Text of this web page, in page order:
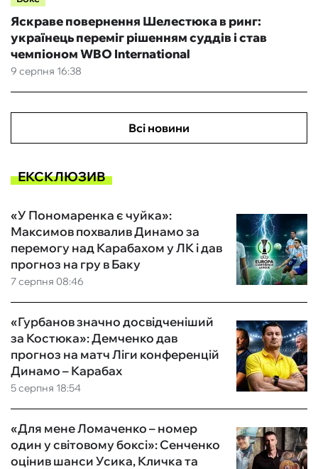
9 серпня 16:38
Яскраве повернення Шелестюка в ринг:
українець переміг рішенням суддів і став
чемпіоном WBO International
Всі новини
ЕКСКЛЮЗИВ
7 серпня 08:46
«У Пономаренка є чуйка»:
Максимов похвалив Динамо за
перемогу над Карабахом у ЛК і дав
прогноз на гру в Баку
5 серпня 18:54
«Гурбанов значно досвідченіший
за Костюка»: Демченко дав
прогноз на матч Ліги конференцій
Динамо – Карабах
«Для мене Ломаченко – номер
один у світовому боксі»: Сенченко
оцінив шанси Усика, Кличка та